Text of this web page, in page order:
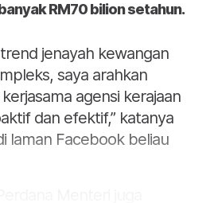
RM70 bilion setahun.
jenayah kewangan
saya arahkan
agensi kerajaan
dan efektif,” katanya
laman Facebook beliau